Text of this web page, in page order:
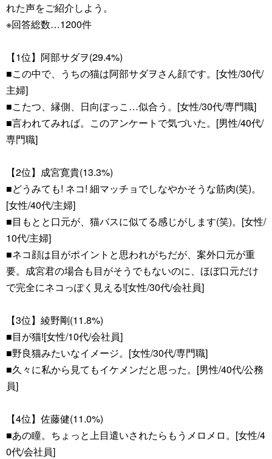
れた声をご紹介しよう。
※回答総数…1200件
【1位】阿部サダヲ(29.4%)
■この中で、うちの猫は阿部サダヲさん顔です。[女性/30代/
主婦]
■こたつ、縁側、日向ぼっこ…似合う。[女性/30代/専門職]
■言われてみれば。このアンケートで気づいた。[男性/40代/
専門職]
【2位】成宮寛貴(13.3%)
■どうみても! ネコ! 細マッチョでしなやかそうな筋肉(笑)。
[女性/40代/主婦]
■目もとと口元が、猫バスに似てる感じがします(笑)。[女性/
10代/主婦]
■ネコ顔は目がポイントと思われがちだが、案外口元が重
要。成宮君の場合も目がそうでもないのに、ほぼ口元だけ
で完全にネコっぽく見える![女性/30代/会社員]
【3位】綾野剛(11.8%)
■目が猫![女性/10代/会社員]
■野良猫みたいなイメージ。[女性/30代/専門職]
■久々に私から見てもイケメンだと思った。[男性/40代/公務
員]
【4位】佐藤健(11.0%)
■あの瞳。ちょっと上目遣いされたらもうメロメロ。[女性/4
0代/会社員]